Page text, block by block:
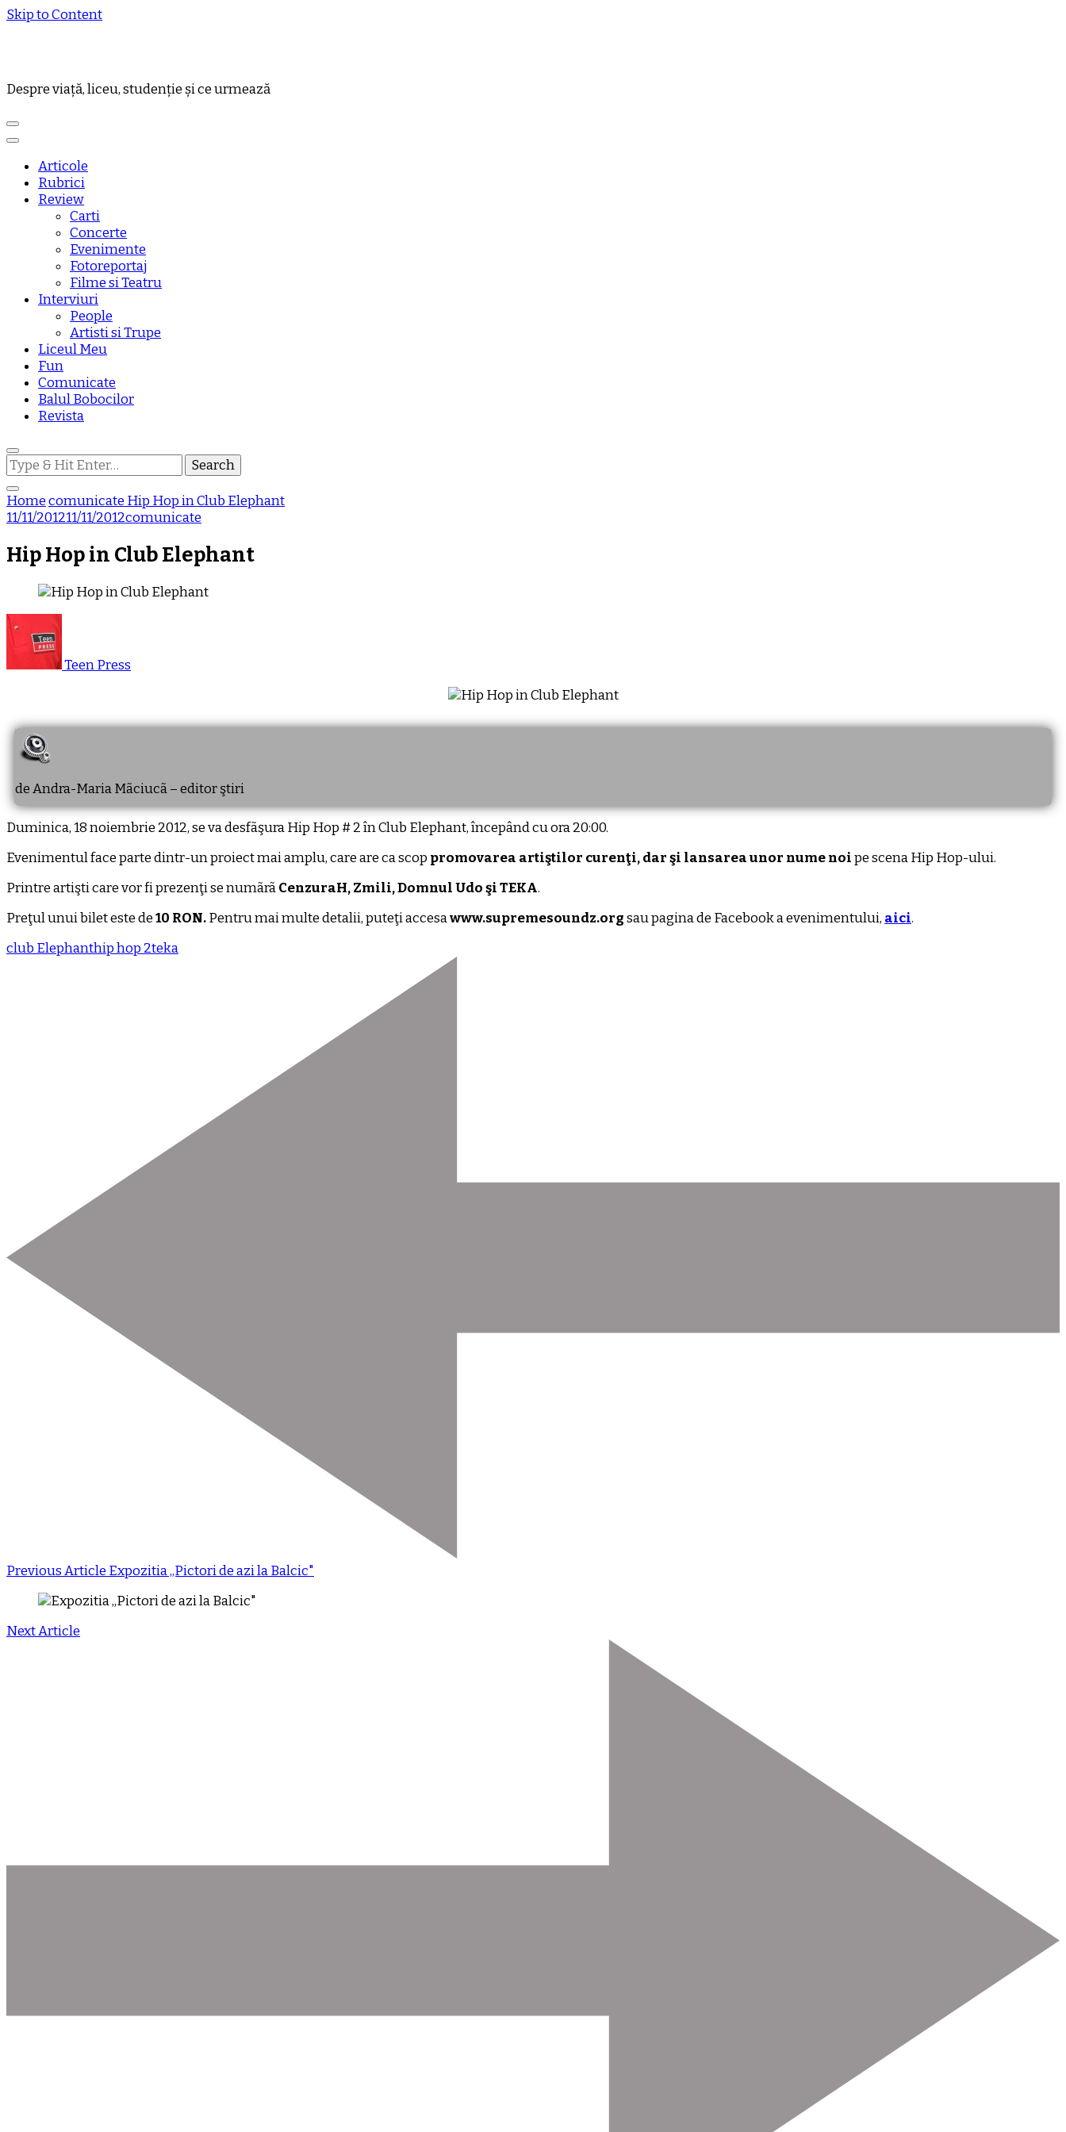
Skip to Content
Despre viață, liceu, studenție și ce urmează
Articole
Rubrici
Review
Carti
Concerte
Evenimente
Fotoreportaj
Filme si Teatru
Interviuri
People
Artisti si Trupe
Liceul Meu
Fun
Comunicate
Balul Bobocilor
Revista
Looking
for
Something?
Homecomunicate Hip Hop in Club Elephant
11/11/201211/11/2012comunicate
Hip Hop in Club Elephant
Teen Press
de Andra-Maria Mãciucã – editor ştiri
Duminica, 18 noiembrie 2012, se va desfãşura Hip Hop # 2 în Club Elephant, începând cu ora 20:00.
Evenimentul face parte dintr-un proiect mai amplu, care are ca scop promovarea artiştilor curenţi, dar şi lansarea unor nume noipe scena Hip Hop-ului.
Printre artişti care vor fi prezenţi se numãrãCenzuraH, Zmili, Domnul Udo şi TEKA.
Preţul unui bilet este de10 RON.Pentru mai multe detalii, puteţi accesawww.supremesoundz.orgsau pagina de Facebook a evenimentului, aici.
club Elephanthip hop 2teka
Previous Article Expozitia „Pictori de azi la Balcic"
Next Article